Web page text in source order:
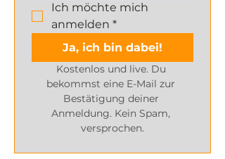
Ich möchte mich
anmelden *
Ja, ich bin dabei!
Kostenlos und live. Du
bekommst eine E-Mail zur
Bestätigung deiner
Anmeldung. Kein Spam,
versprochen.